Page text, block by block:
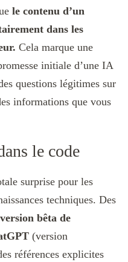
le contenu d’un
dans les
Cela marque une
initiale d’une IA
questions légitimes sur
informations que vous
le code
surprise pour les
techniques. Des
bêta de
(version
références explicites